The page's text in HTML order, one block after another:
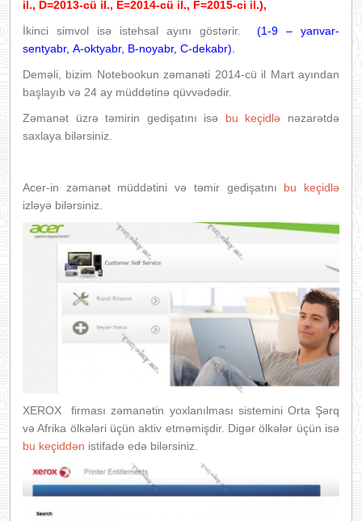
il., D=2013-cü il., E=2014-cü il., F=2015-ci il.),
İkinci simvol isə istehsal ayını göstərir. (1-9 – yanvar-
sentyabr, А-oktyabr, В-noyabr, С-dekabr).
Deməli, bizim Notebookun zəmanəti 2014-cü il Mart ayından
başlayıb və 24 ay müddətinə qüvvədədir.
Zəmanət üzrə təmirin gedişatını isə bu keçidlə nəzarətdə
saxlaya bilərsiniz.
Acer-in zəmanət müddətini və təmir gedişatını bu keçidlə
izləyə bilərsiniz.
XEROX firması zəmanətin yoxlanılması sistemini Orta Şərq
və Afrika ölkələri üçün aktiv etməmişdir. Digər ölkələr üçün isə
bu keçiddən istifadə edə bilərsiniz.